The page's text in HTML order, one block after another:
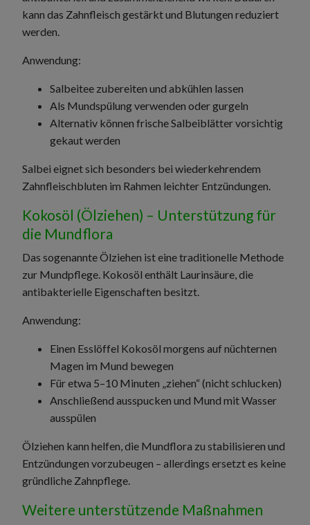
kann das Zahnfleisch gestärkt und Blutungen reduziert
werden.
Anwendung:
Salbeitee zubereiten und abkühlen lassen
Als Mundspülung verwenden oder gurgeln
Alternativ können frische Salbeiblätter vorsichtig
gekaut werden
Salbei eignet sich besonders bei wiederkehrendem
Zahnfleischbluten im Rahmen leichter Entzündungen.
Kokosöl (Ölziehen) – Unterstützung für
die Mundflora
Das sogenannte Ölziehen ist eine traditionelle Methode
zur Mundpflege. Kokosöl enthält Laurinsäure, die
antibakterielle Eigenschaften besitzt.
Anwendung:
Einen Esslöffel Kokosöl morgens auf nüchternen
Magen im Mund bewegen
Für etwa 5–10 Minuten „ziehen“ (nicht schlucken)
Anschließend ausspucken und Mund mit Wasser
ausspülen
Ölziehen kann helfen, die Mundflora zu stabilisieren und
Entzündungen vorzubeugen – allerdings ersetzt es keine
gründliche Zahnpflege.
Weitere unterstützende Maßnahmen